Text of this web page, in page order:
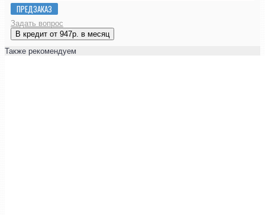
ПРЕДЗАКАЗ
Задать вопрос
В кредит от 947р. в месяц
Также рекомендуем